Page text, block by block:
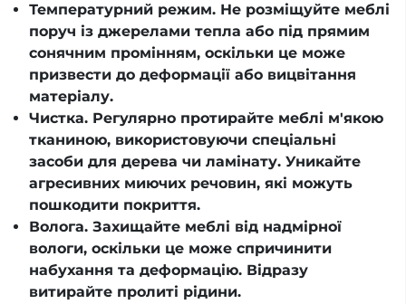
Температурний режим. Не розміщуйте меблі
поруч із джерелами тепла або під прямим
сонячним промінням, оскільки це може
призвести до деформації або вицвітання
матеріалу.
Чистка. Регулярно протирайте меблі м'якою
тканиною, використовуючи спеціальні
засоби для дерева чи ламінату. Уникайте
агресивних миючих речовин, які можуть
пошкодити покриття.
Волога. Захищайте меблі від надмірної
вологи, оскільки це може спричинити
набухання та деформацію. Відразу
витирайте пролиті рідини.